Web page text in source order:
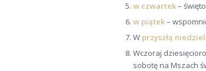
w czwartek– święto
w piątek–
W przyszłą
Wczoraj
sobotę na Mszach